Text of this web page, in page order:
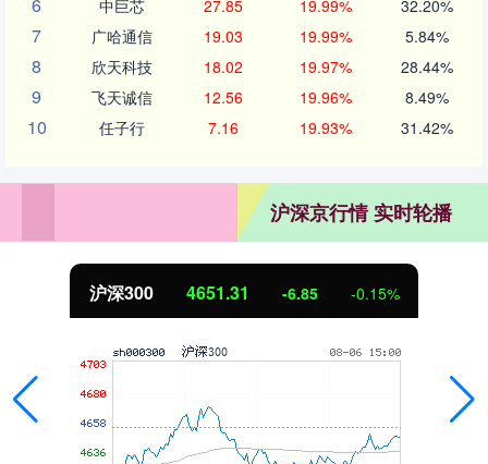
中巨芯 27.85 19.99% 32.20%
7 广哈通信 19.03 19.99% 5.84%
8 欣天科技 18.02 19.97% 28.44%
9 飞天诚信 12.56 19.96% 8.49%
10 任子行 7.16 19.93% 31.42%
沪深京行情 实时轮播
-6.85 -0.15%